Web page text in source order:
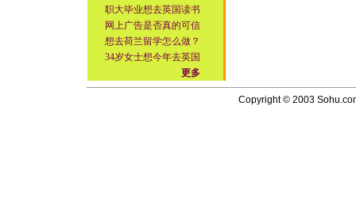
职大毕业想去英国读书
网上广告是否真的可信
想去荷兰留学怎么做？
34岁女士想今年去英国
更多
Copyright © 2003